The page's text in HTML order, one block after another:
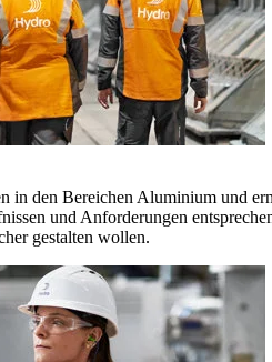
in den Bereichen Aluminium und
und Anforderungen
gestalten wollen.